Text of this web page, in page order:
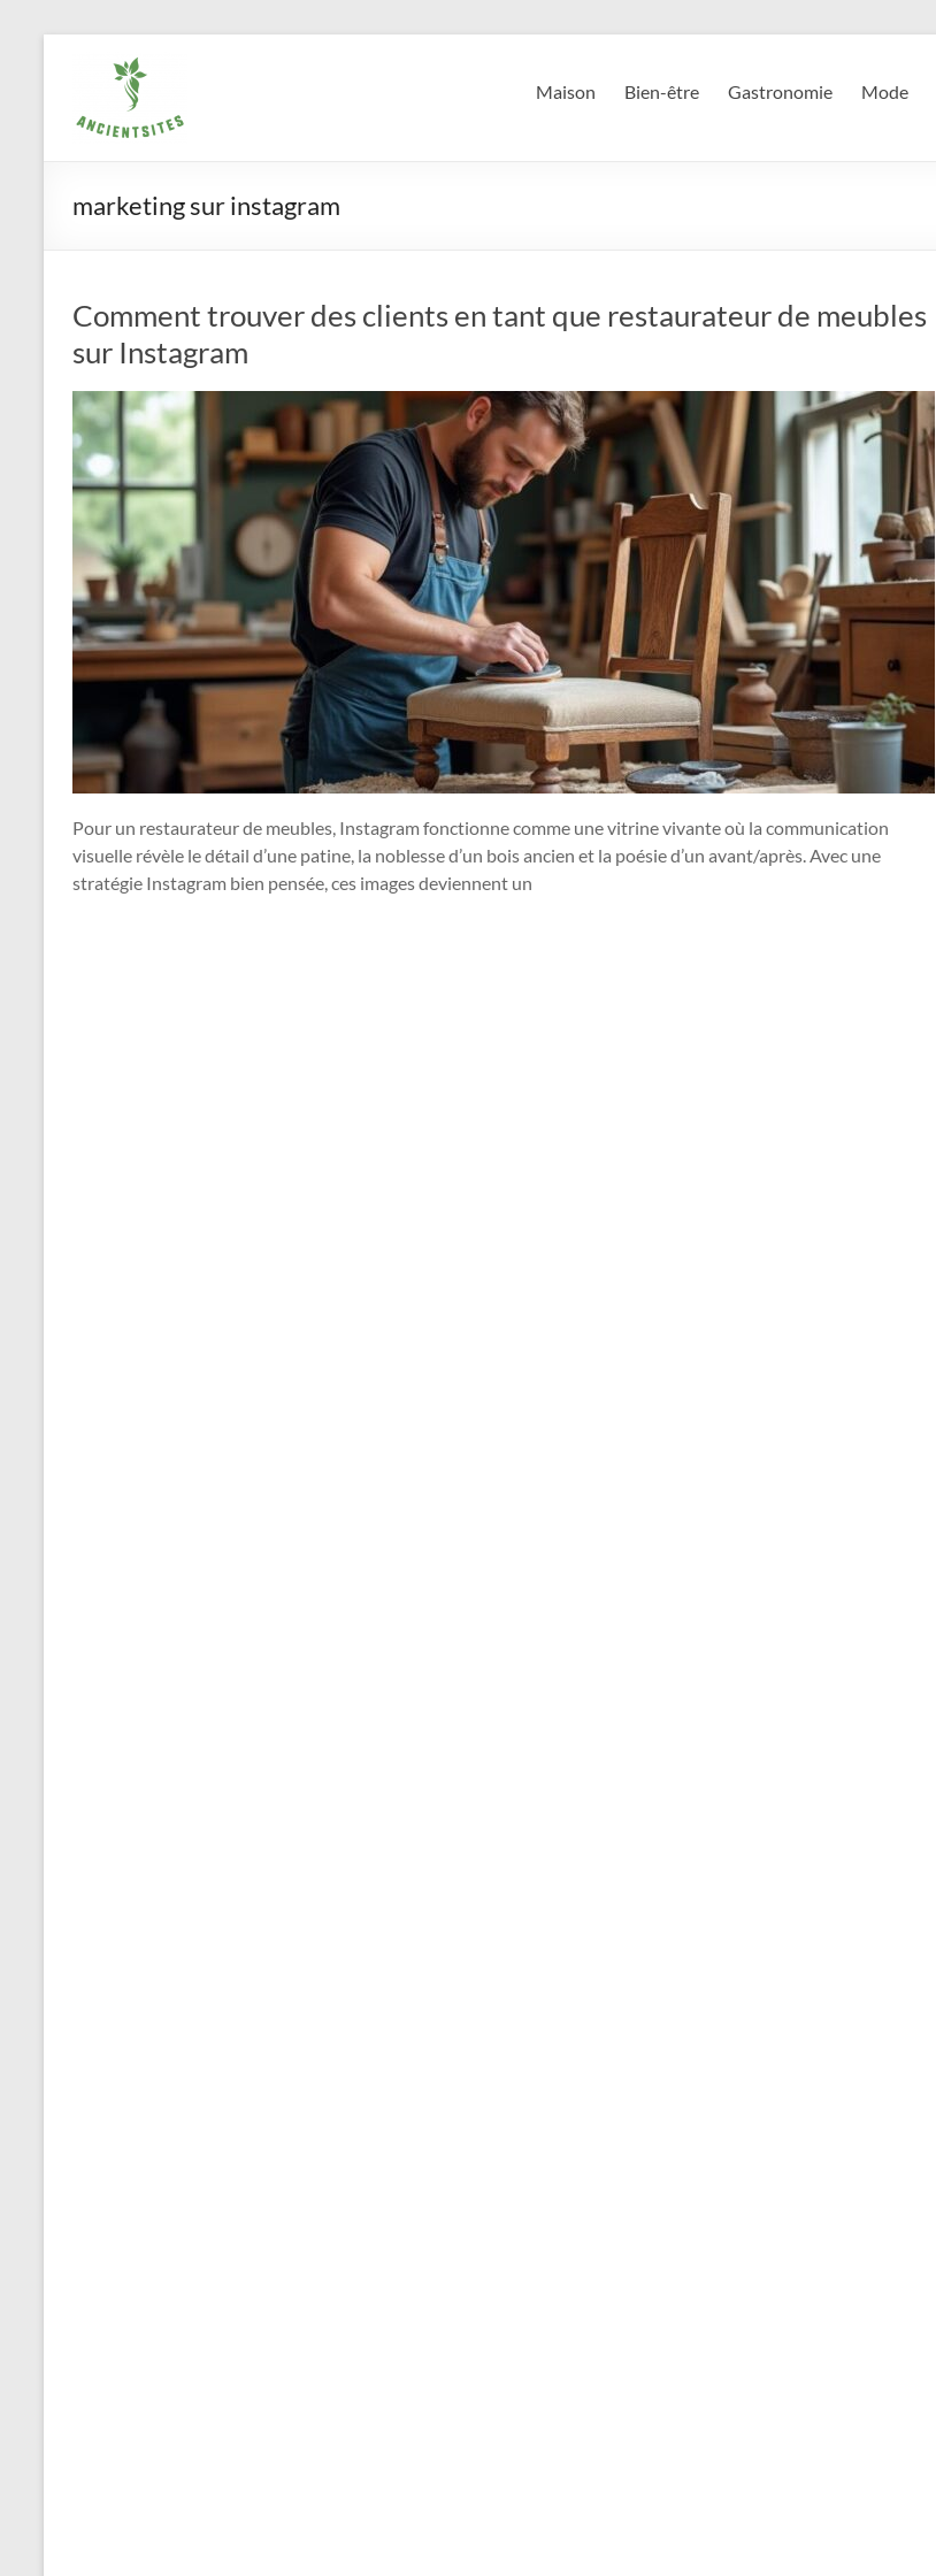
ancientsites.eu Maison Bien-être Gastronomie Mode
marketing sur instagram
Comment trouver des clients en tant que restaurateur de meubles
sur Instagram
Pour un restaurateur de meubles, Instagram fonctionne comme une vitrine vivante où la communication
visuelle révèle le détail d’une patine, la noblesse d’un bois ancien et la poésie d’un avant/après. Avec une
stratégie Instagram bien pensée, ces images deviennent un